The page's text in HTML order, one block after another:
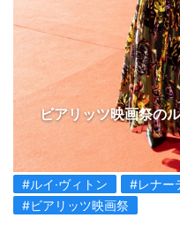
ビアリッツ映画祭の
#ルイ·ヴィトン
#レナー
#ビアリッツ映画祭